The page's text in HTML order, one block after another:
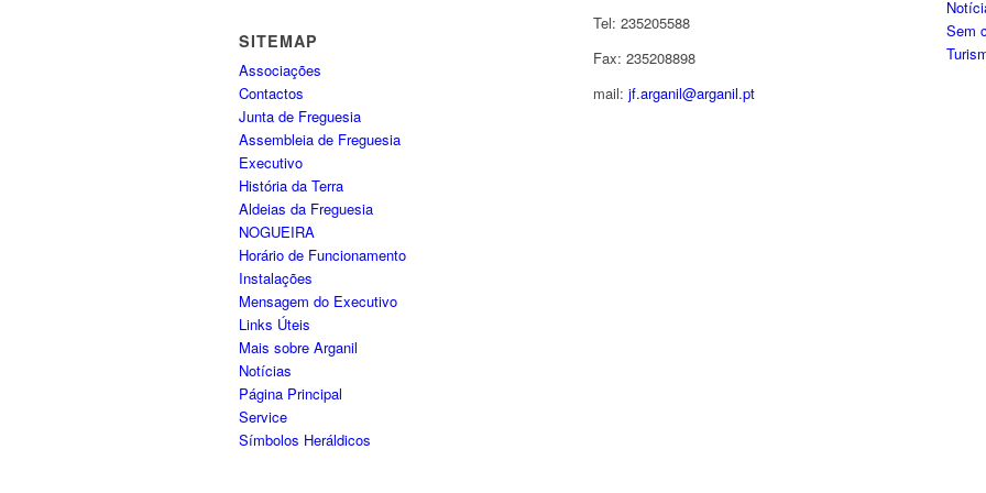
SITEMAP
Associações
Contactos
Junta de Freguesia
Assembleia de Freguesia
Executivo
História da Terra
Aldeias da Freguesia
NOGUEIRA
Horário de Funcionamento
Instalações
Mensagem do Executivo
Links Úteis
Mais sobre Arganil
Notícias
Página Principal
Service
Símbolos Heráldicos
Tel: 235205588
Fax: 235208898
mail: jf.arganil@arganil.pt
Sem